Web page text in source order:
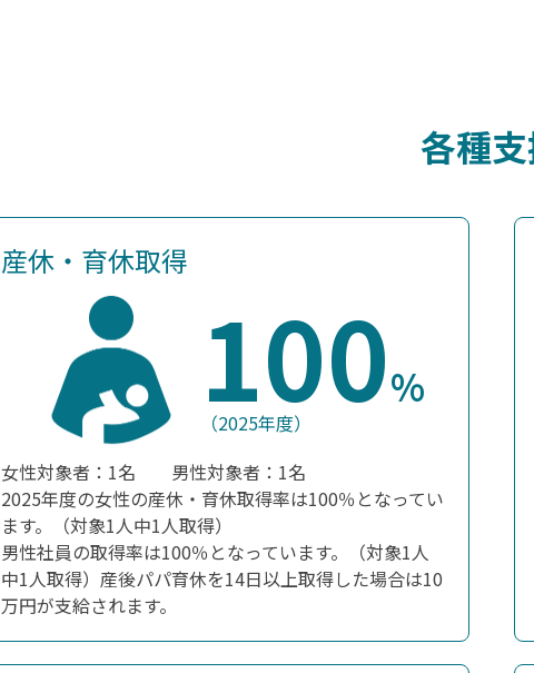
各種
産休・育休取得
100%
（2025年度）
女性対象者：1名 男性対象者：1名
2025年度の女性の産休・育休取得率は100％となってい
ます。（対象1人中1人取得）
男性社員の取得率は100％となっています。（対象1人
中1人取得）産後パパ育休を14日以上取得した場合は10
万円が支給されます。